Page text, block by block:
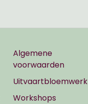
Algemene
voorwaarden
Uitvaartbloemwerk
Workshops